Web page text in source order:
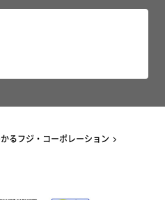
るフジ・コーポレーション